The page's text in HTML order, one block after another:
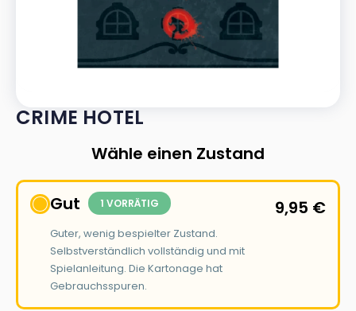
CRIME HOTEL
Wähle einen Zustand
Gut 1 VORRÄTIG
Guter, wenig bespielter Zustand.
Selbstverständlich vollständig und mit
Spielanleitung. Die Kartonage hat
Gebrauchsspuren.
9,95 €